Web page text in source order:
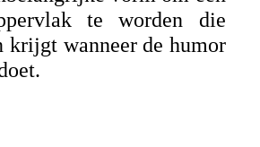
te worden die
krijgt wanneer de humor